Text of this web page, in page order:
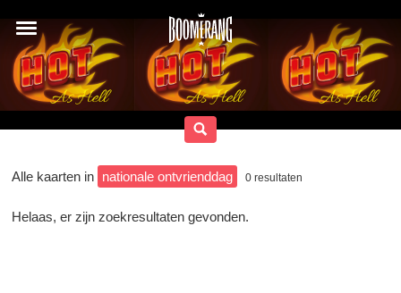
Alle kaarten in nationale ontvrienddag 0 resultaten
Helaas, er zijn zoekresultaten gevonden.